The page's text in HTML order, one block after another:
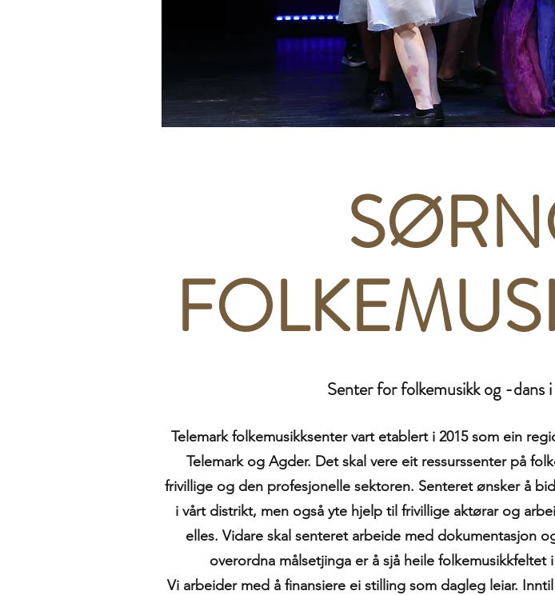
Senter for folkemusikk og -dans
Telemark folkemusikksenter vart etablert i 2015 som ein
Telemark og Agder. Det skal vere eit ressurssenter på
frivillige og den profesjonelle sektoren. Senteret ønsker å
i vårt distrikt, men også yte hjelp til frivillige aktørar og
elles. Vidare skal senteret arbeide med dokumentasjon
overordna målsetjinga er å sjå heile
Vi arbeider med å finansiere ei stilling som dagleg leiar.